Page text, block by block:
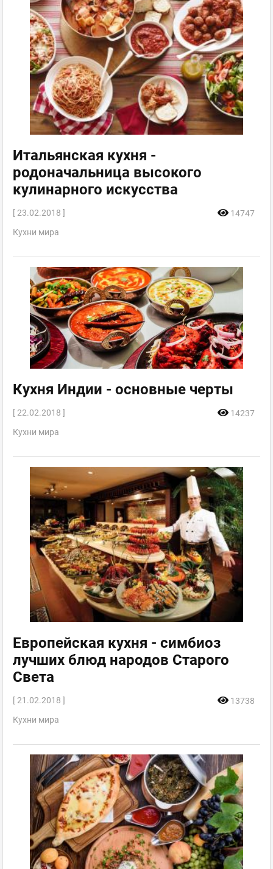
Итальянская кухня -
родоначальница высокого
кулинарного искусства
[ 23.02.2018 ]
14747
Кухни мира
Кухня Индии - основные черты
[ 22.02.2018 ]
14237
Кухни мира
Европейская кухня - симбиоз
лучших блюд народов Старого
Света
[ 21.02.2018 ]
13738
Кухни мира